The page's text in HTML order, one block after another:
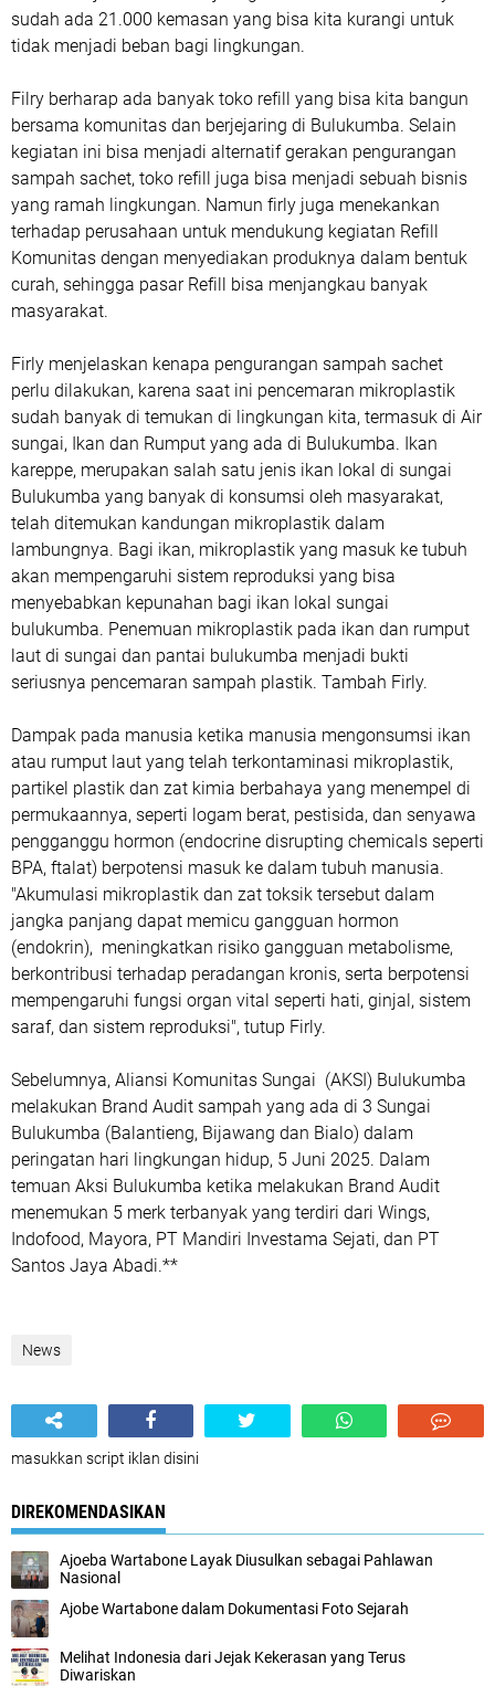
sudah ada 21.000 kemasan yang bisa kita kurangi untuk
tidak menjadi beban bagi lingkungan.
Filry berharap ada banyak toko refill yang bisa kita bangun
bersama komunitas dan berjejaring di Bulukumba. Selain
kegiatan ini bisa menjadi alternatif gerakan pengurangan
sampah sachet, toko refill juga bisa menjadi sebuah bisnis
yang ramah lingkungan. Namun firly juga menekankan
terhadap perusahaan untuk mendukung kegiatan Refill
Komunitas dengan menyediakan produknya dalam bentuk
curah, sehingga pasar Refill bisa menjangkau banyak
masyarakat.
Firly menjelaskan kenapa pengurangan sampah sachet
perlu dilakukan, karena saat ini pencemaran mikroplastik
sudah banyak di temukan di lingkungan kita, termasuk di Air
sungai, Ikan dan Rumput yang ada di Bulukumba. Ikan
kareppe, merupakan salah satu jenis ikan lokal di sungai
Bulukumba yang banyak di konsumsi oleh masyarakat,
telah ditemukan kandungan mikroplastik dalam
lambungnya. Bagi ikan, mikroplastik yang masuk ke tubuh
akan mempengaruhi sistem reproduksi yang bisa
menyebabkan kepunahan bagi ikan lokal sungai
bulukumba. Penemuan mikroplastik pada ikan dan rumput
laut di sungai dan pantai bulukumba menjadi bukti
seriusnya pencemaran sampah plastik. Tambah Firly.
Dampak pada manusia ketika manusia mengonsumsi ikan
atau rumput laut yang telah terkontaminasi mikroplastik,
partikel plastik dan zat kimia berbahaya yang menempel di
permukaannya, seperti logam berat, pestisida, dan senyawa
pengganggu hormon (endocrine disrupting chemicals seperti
BPA, ftalat) berpotensi masuk ke dalam tubuh manusia.
"Akumulasi mikroplastik dan zat toksik tersebut dalam
jangka panjang dapat memicu gangguan hormon
(endokrin), meningkatkan risiko gangguan metabolisme,
berkontribusi terhadap peradangan kronis, serta berpotensi
mempengaruhi fungsi organ vital seperti hati, ginjal, sistem
saraf, dan sistem reproduksi", tutup Firly.
Sebelumnya, Aliansi Komunitas Sungai (AKSI) Bulukumba
melakukan Brand Audit sampah yang ada di 3 Sungai
Bulukumba (Balantieng, Bijawang dan Bialo) dalam
peringatan hari lingkungan hidup, 5 Juni 2025. Dalam
temuan Aksi Bulukumba ketika melakukan Brand Audit
menemukan 5 merk terbanyak yang terdiri dari Wings,
Indofood, Mayora, PT Mandiri Investama Sejati, dan PT
Santos Jaya Abadi.**
News
masukkan script iklan disini
DIREKOMENDASIKAN
Ajoeba Wartabone Layak Diusulkan sebagai Pahlawan
Nasional
Ajobe Wartabone dalam Dokumentasi Foto Sejarah
Melihat Indonesia dari Jejak Kekerasan yang Terus
Diwariskan